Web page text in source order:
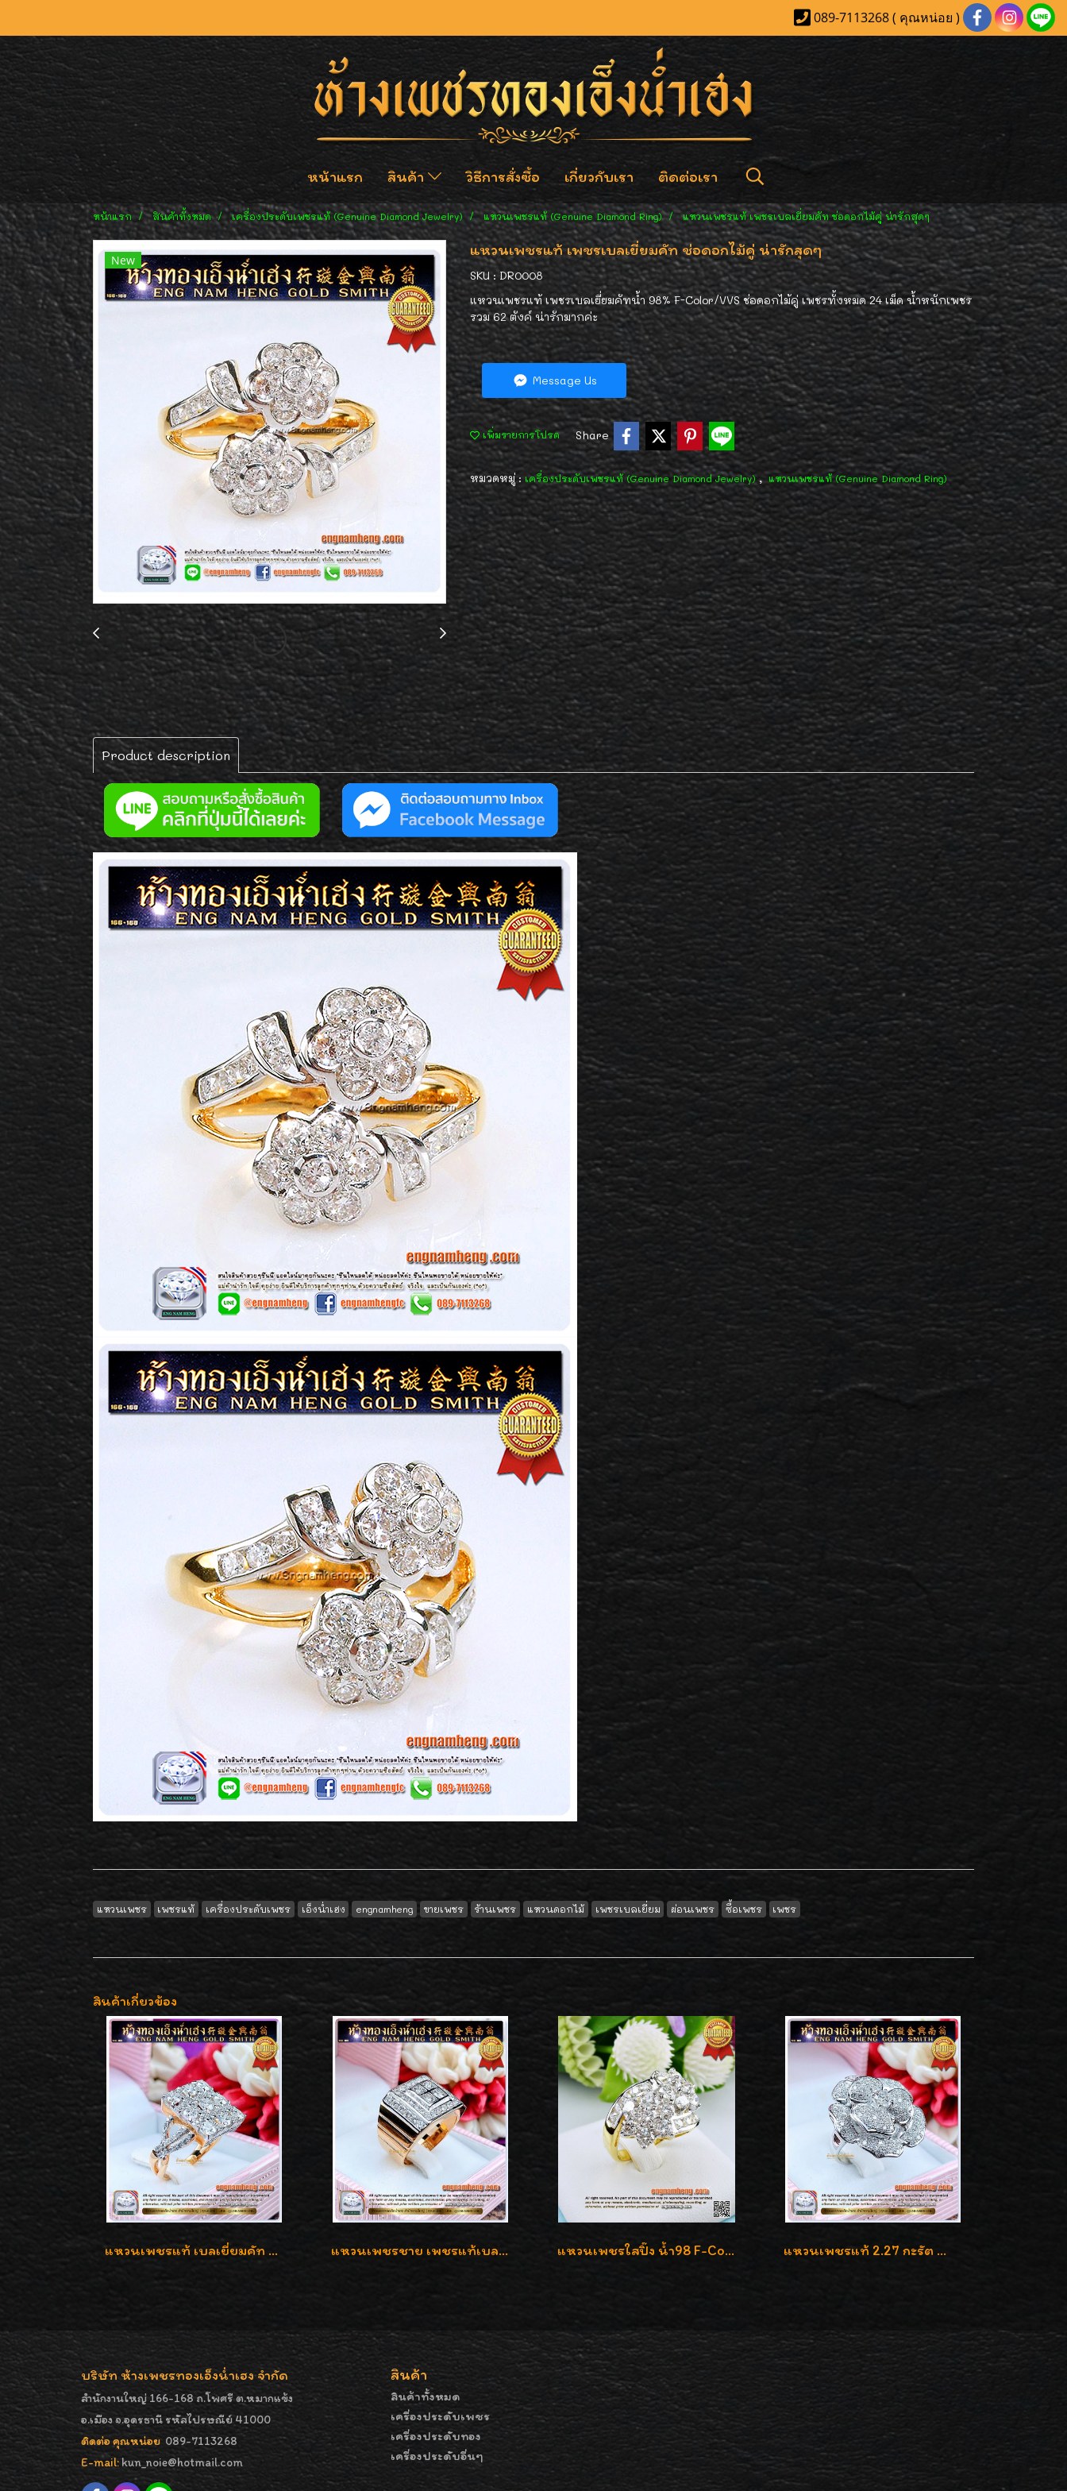
089-7113268 ( คุณหน่อย )
หน้าแรก สินค้า วิธีการสั่งซื้อ เกี่ยวกับเรา ติดต่อเรา
หน้าแรก สินค้าทั้งหมด เครื่องประดับเพชรแท้ (Genuine Diamond Jewelry) แหวนเพชรแท้ (Genuine Diamond Ring) แหวนเพชรแท้ เพชรเบลเยี่ยมคัท ช่อดอกไม้คู่ น่ารักสุดๆ
New
แหวนเพชรแท้ เพชรเบลเยี่ยมคัท ช่อดอกไม้คู่ น่ารักสุดๆ
SKU : DR0008
แหวนเพชรแท้ เพชรเบลเยี่ยมคัทน้ำ 98% F-Color/VVS ช่อดอกไม้คู่ เพชรทั้งหมด 24 เม็ด น้ำหนักเพชร
รวม 62 ตังค์ น่ารักมากค่ะ
Message Us
เพิ่มรายการโปรด Share
หมวดหมู่ : เครื่องประดับเพชรแท้ (Genuine Diamond Jewelry), แหวนเพชรแท้ (Genuine Diamond Ring)
Product description
แหวนเพชร เพชรแท้ เครื่องประดับเพชร เอ็งน่ำเฮง engnamheng ขายเพชร ร้านเพชร แหวนดอกไม้ เพชรเบลเยี่ยม ผ่อนเพชร ซื้อเพชร เพชร
สินค้าเกี่ยวข้อง
แหวนเพชรแท้ เบลเยี่ยมคัท 2.39 กะรัต น้ำ 98 F-Color/VVS ดีไซน์หน้ากว้างหรูเต็มนิ้ว แหวนเพชรชาย เพชรแท้เบลเยี่ยมคัท น้ำ100% D-Color/VVS 2.46 กะรัต แหวนเพชรใสปิ๊ง น้ำ98 F-Color/VVS1 น้ำหนักเพชรรวม 2.56 กะรัต ใส่เต็มนิ้วเพชรเป็นน้ำเป็นเนื้อสวยมากๆค่ะ แหวนเพชรแท้ 2.27 กะรัต น้ำ 100% เบลเยี่ยมคัท ลวดลายดอกกุหลาบหรู
บริษัท ห้างเพชรทองเอ็งน่ำเฮง จำกัด
สำนักงานใหญ่ 166-168 ถ.โพศรี ต.หมากแข้ง
อ.เมือง จ.อุดรธานี รหัสไปรษณีย์ 41000
ติดต่อ คุณหน่อย 089-7113268
E-mail:kun_noie@hotmail.com
สินค้า
สินค้าทั้งหมด
เครื่องประดับเพชร
เครื่องประดับทอง
เครื่องประดับอื่นๆ